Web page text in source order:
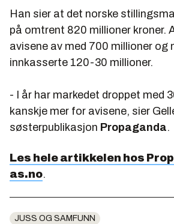
Han sier at det norske
på omtrent 820 millioner kroner.
avisene av med 700 millioner og
innkasserte 120-30 millioner.
- I år har markedet droppet med
kanskje mer for avisene, sier
søsterpublikasjon Propaganda.
Les hele artikkelen hos
as.no.
JUSS OG SAMFUNN